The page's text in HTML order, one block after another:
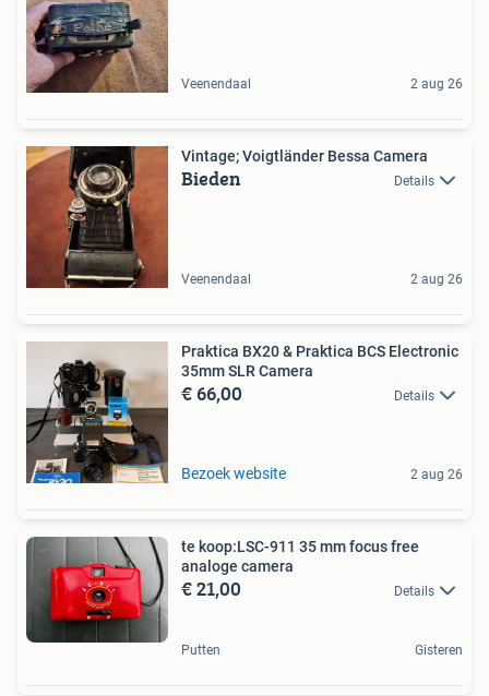
Veenendaal 2 aug 26
Vintage; Voigtländer Bessa Camera
Bieden Details
Veenendaal 2 aug 26
Praktica BX20 & Praktica BCS Electronic
35mm SLR Camera
€ 66,00 Details
Bezoek website 2 aug 26
te koop:LSC-911 35 mm focus free
analoge camera
€ 21,00 Details
Putten Gisteren